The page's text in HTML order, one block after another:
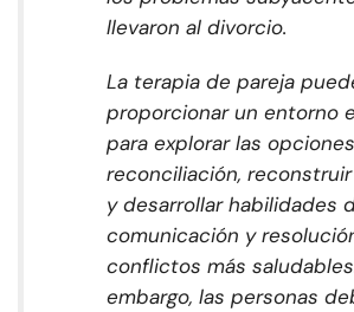
llevaron al divorcio.
La terapia de pareja
proporcionar un entorno
para explorar las
reconciliación,
y desarrollar habilidades
comunicación y
conflictos más
embargo, las personas